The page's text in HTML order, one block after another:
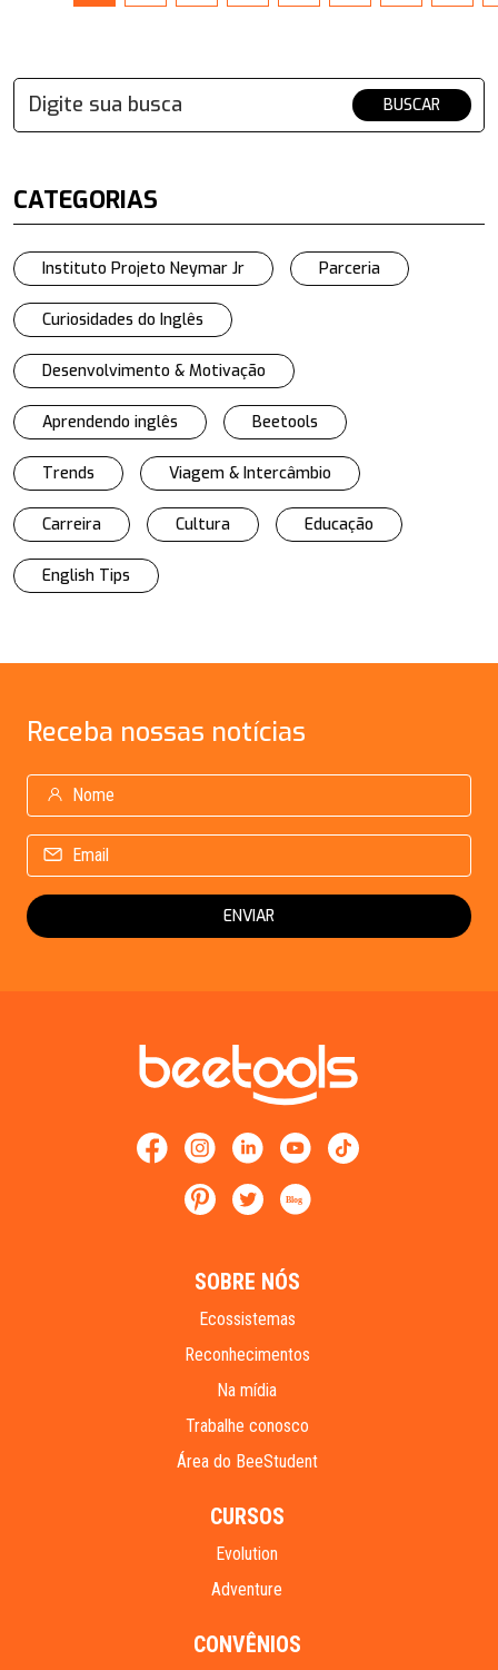
BUSCAR
CATEGORIAS
Instituto Projeto Neymar Jr Parceria
Curiosidades do Inglês
Desenvolvimento & Motivação
Aprendendo inglês Beetools
Trends Viagem & Intercâmbio
Carreira Cultura Educação
English Tips
Receba nossas notícias
ENVIAR
Blog
SOBRE NÓS
Ecossistemas
Reconhecimentos
Na mídia
Trabalhe conosco
Área do BeeStudent
CURSOS
Evolution
Adventure
CONVÊNIOS